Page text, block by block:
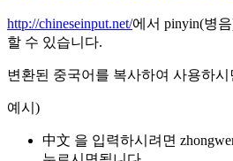
http://chineseinput.net/에서 pinyin(병
할 수 있습니다.
변환된 중국어를 복사하여 사용하시
예시)
中文 을 입력하시려면